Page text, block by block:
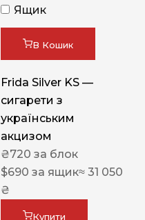
Ящик
В Кошик
Frida Silver KS —
сигарети з
українським
акцизом
₴720 за блок
$690 за ящик≈ 31 050
₴
Купити